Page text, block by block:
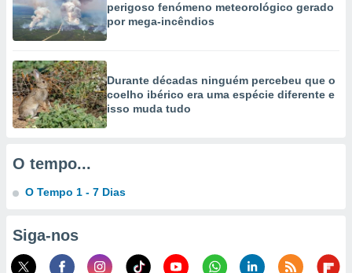
perigoso fenómeno meteorológico gerado
por mega-incêndios
Durante décadas ninguém percebeu que o
coelho ibérico era uma espécie diferente e
isso muda tudo
O tempo...
O Tempo 1 - 7 Dias
Siga-nos